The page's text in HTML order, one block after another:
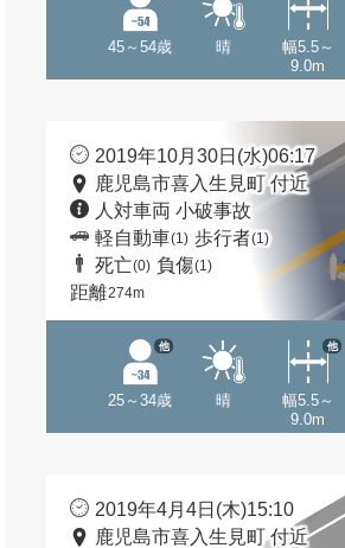
45～54歳 晴
幅5.5～
9.0m
2019年10月30日(水)06:17
鹿児島市喜入生見町 付近
人対車両 小破事故
軽自動車(1) 歩行者(1)
死亡(0) 負傷(1)
距離274m
25～34歳
他
晴
幅5.5～
9.0m
他
2019年4月4日(木)15:10
鹿児島市喜入生見町 付近